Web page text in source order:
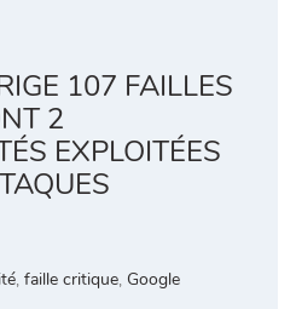
107 FAILLES
2
EXPLOITÉES
, faille critique, Google